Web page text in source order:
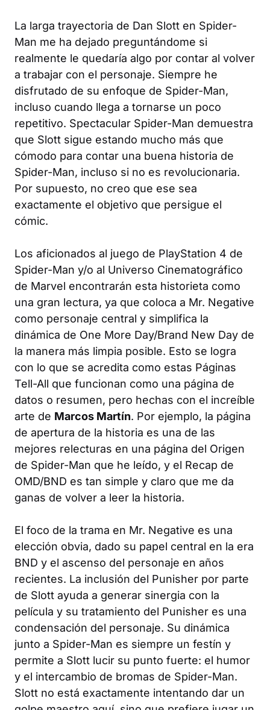
La larga trayectoria de Dan Slott en Spider-
Man me ha dejado preguntándome si
realmente le quedaría algo por contar al volver
a trabajar con el personaje. Siempre he
disfrutado de su enfoque de Spider-Man,
incluso cuando llega a tornarse un poco
repetitivo. Spectacular Spider-Man demuestra
que Slott sigue estando mucho más que
cómodo para contar una buena historia de
Spider-Man, incluso si no es revolucionaria.
Por supuesto, no creo que ese sea
exactamente el objetivo que persigue el
cómic.
Los aficionados al juego de PlayStation 4 de
Spider-Man y/o al Universo Cinematográfico
de Marvel encontrarán esta historieta como
una gran lectura, ya que coloca a Mr. Negative
como personaje central y simplifica la
dinámica de One More Day/Brand New Day de
la manera más limpia posible. Esto se logra
con lo que se acredita como estas Páginas
Tell-All que funcionan como una página de
datos o resumen, pero hechas con el increíble
arte de Marcos Martín. Por ejemplo, la página
de apertura de la historia es una de las
mejores relecturas en una página del Origen
de Spider-Man que he leído, y el Recap de
OMD/BND es tan simple y claro que me da
ganas de volver a leer la historia.
El foco de la trama en Mr. Negative es una
elección obvia, dado su papel central en la era
BND y el ascenso del personaje en años
recientes. La inclusión del Punisher por parte
de Slott ayuda a generar sinergia con la
película y su tratamiento del Punisher es una
condensación del personaje. Su dinámica
junto a Spider-Man es siempre un festín y
permite a Slott lucir su punto fuerte: el humor
y el intercambio de bromas de Spider-Man.
Slott no está exactamente intentando dar un